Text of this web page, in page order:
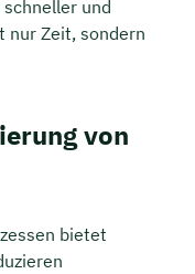
schneller und
nur Zeit, sondern
von
bietet